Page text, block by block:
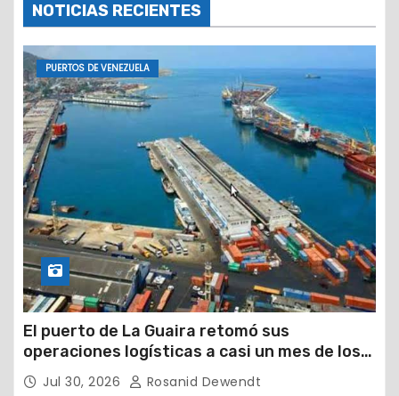
NOTICIAS RECIENTES
PUERTOS DE VENEZUELA
El puerto de La Guaira retomó sus
operaciones logísticas a casi un mes de los
devastadores terremotos
Jul 30, 2026 Rosanid Dewendt